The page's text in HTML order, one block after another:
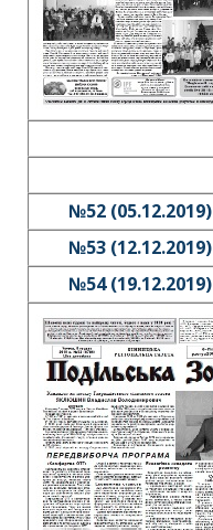
№52 (05.12.2019)
№53 (12.12.2019)
№54 (19.12.2019)